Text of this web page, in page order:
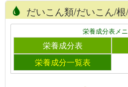
だいこん類/だいこん/
栄養成分表メ
栄養成分表
栄養成分一覧表